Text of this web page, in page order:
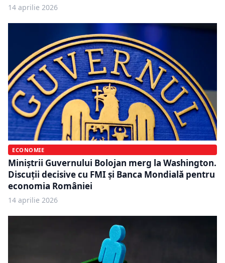
14 aprilie 2026
ECONOMIE
Miniștrii Guvernului Bolojan merg la Washington.
Discuții decisive cu FMI și Banca Mondială pentru
economia României
14 aprilie 2026